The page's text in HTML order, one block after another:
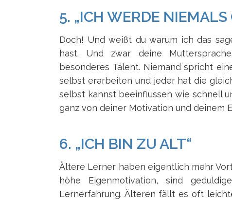
5. „ICH WERDE
Doch! Und weißt du warum ich das
hast. Und zwar deine
besonderes Talent. Niemand spricht
selbst erarbeiten und jeder hat die
selbst kannst beeinflussen wie schnell
ganz von deiner Motivation und deinem
6. „ICH BIN ZU ALT“
Ältere Lerner haben eigentlich mehr
höhe Eigenmotivation, sind
Lernerfahrung. Älteren fällt es oft